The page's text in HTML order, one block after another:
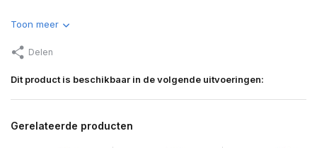
Toon meer
Delen
Dit product is beschikbaar in de volgende uitvoeringen:
Gerelateerde producten